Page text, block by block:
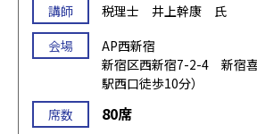
講師
税理士 井上幹康 氏
会場
AP西新宿
新宿区西新宿7-2-4 新宿
駅西口徒歩10分）
席数
80席